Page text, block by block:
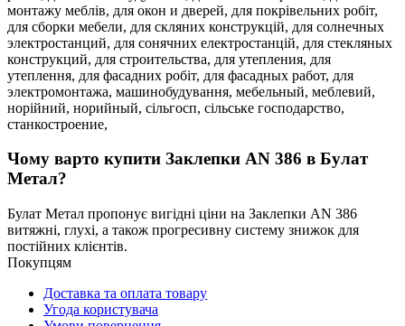
монтажу меблів, для окон и дверей, для покрівельних робіт,
для сборки мебели, для скляних конструкцій, для солнечных
электростанций, для сонячних електростанцій, для стекляных
конструкций, для строительства, для утепления, для
утеплення, для фасадних робіт, для фасадных работ, для
электромонтажа, машинобудування, мебельный, меблевий,
норійний, норийный, сільгосп, сільське господарство,
станкостроение,
Чому варто купити Заклепки AN 386 в Булат
Метал?
Булат Метал пропонує вигідні ціни на Заклепки AN 386
витяжні, глухі, а також прогресивну систему знижок для
постійних клієнтів.
Покупцям
Доставка та оплата товару
Угода користувача